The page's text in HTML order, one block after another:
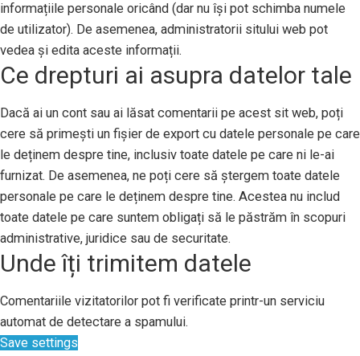
informațiile personale oricând (dar nu își pot schimba numele
de utilizator). De asemenea, administratorii sitului web pot
vedea și edita aceste informații.
Ce drepturi ai asupra datelor tale
Dacă ai un cont sau ai lăsat comentarii pe acest sit web, poți
cere să primești un fișier de export cu datele personale pe care
le deținem despre tine, inclusiv toate datele pe care ni le-ai
furnizat. De asemenea, ne poți cere să ștergem toate datele
personale pe care le deținem despre tine. Acestea nu includ
toate datele pe care suntem obligați să le păstrăm în scopuri
administrative, juridice sau de securitate.
Unde îți trimitem datele
Comentariile vizitatorilor pot fi verificate printr-un serviciu
automat de detectare a spamului.
Save settings